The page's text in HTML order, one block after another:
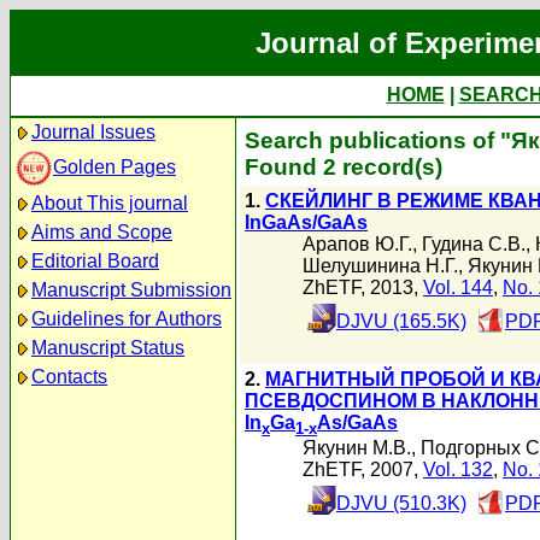
Journal of
HOME
Journal Issues
Golden Pages
About This journal
Aims and Scope
Editorial Board
Manuscript Submission
Guidelines for Authors
Manuscript Status
Contacts
Search publications of
Found 2 record(s)
1. СКЕЙЛИНГ В РЕЖИМЕ
InGaAs/GaAs
Арапов Ю.Г., Гудина С.В.,
Шелушинина Н.Г.,
ZhETF, 2013, Vol. 144, No.
DJVU (165.5K)
2. МАГНИТНЫЙ ПРОБОЙ И
ПСЕВДОСПИНОМ В
InxGa1-xAs/GaAs
Якунин М.В., Подгорных
ZhETF, 2007, Vol. 132, No.
DJVU (510.3K)